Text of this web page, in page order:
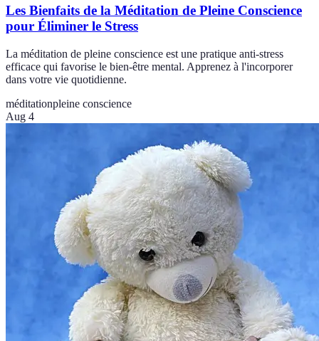
Les Bienfaits de la Méditation de Pleine Conscience
pour Éliminer le Stress
La méditation de pleine conscience est une pratique anti-stress
efficace qui favorise le bien-être mental. Apprenez à l'incorporer
dans votre vie quotidienne.
méditationpleine conscience
Aug 4